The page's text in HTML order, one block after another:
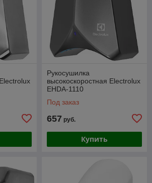
Рукосушилка
высокоскоростная Electrolux
EHDA-1110
Под заказ
657 руб.
Купить